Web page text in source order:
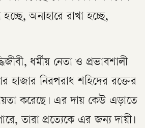
অনাহারে রাখা হচ্ছে,
ধর্মীয় নেতা ও প্রভাবশালী
হাজার নিরপরাধ শহিদের রক্তের
করেছে। এর দায় কেউ এড়াতে
তারা প্রত্যেকে এর জন্য দায়ী।